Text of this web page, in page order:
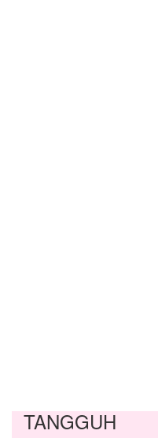
TANGGUH